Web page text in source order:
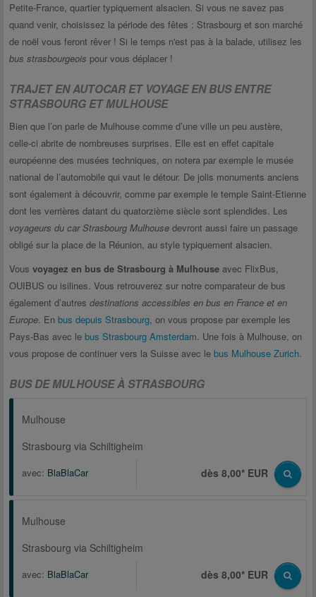
Petite-France, quartier typiquement alsacien. Si vous ne savez pas
quand venir, choisissez la période des fêtes : Strasbourg et son marché
de noël vous feront rêver ! Si le temps n'est pas à la balade, utilisez les
bus strasbourgeois pour vous déplacer !
TRAJET EN AUTOCAR ET VOYAGE EN BUS ENTRE
STRASBOURG ET MULHOUSE
Bien que l’on parle de Mulhouse comme d’une ville un peu austère,
celle-ci abrite de nombreuses surprises. Elle est en effet capitale
européenne des musées techniques, on notera par exemple le musée
national de l’automobile qui vaut le détour. De jolis monuments anciens
sont également à découvrir, comme par exemple le temple Saint-Etienne
dont les verrières datant du quatorzième siècle sont splendides. Les
voyageurs du car Strasbourg Mulhouse devront aussi faire un passage
obligé sur la place de la Réunion, au style typiquement alsacien.
Vous voyagez en bus de Strasbourg à Mulhouse avec FlixBus,
OUIBUS ou isilines. Vous retrouverez sur notre comparateur de bus
également d’autres destinations accessibles en bus en France et en
Europe. En bus depuis Strasbourg, on vous propose par exemple les
Pays-Bas avec le bus Strasbourg Amsterdam. Une fois à Mulhouse, on
vous propose de continuer vers la Suisse avec le bus Mulhouse Zurich.
BUS DE MULHOUSE À STRASBOURG
Mulhouse
Strasbourg via Schiltigheim
avec: BlaBlaCar dès 8,00* EUR
Mulhouse
Strasbourg via Schiltigheim
avec: BlaBlaCar dès 8,00* EUR